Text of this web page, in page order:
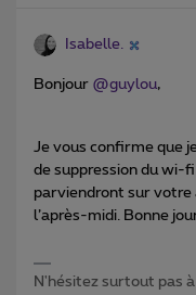
Isabelle.
Bonjour @guylou,
Je vous confirme que
de suppression du wi-
parviendront sur votre
l’après-midi. Bonne
N'hésitez surtout pas